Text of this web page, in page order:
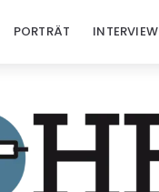
PORTRÄT INTERVIEW